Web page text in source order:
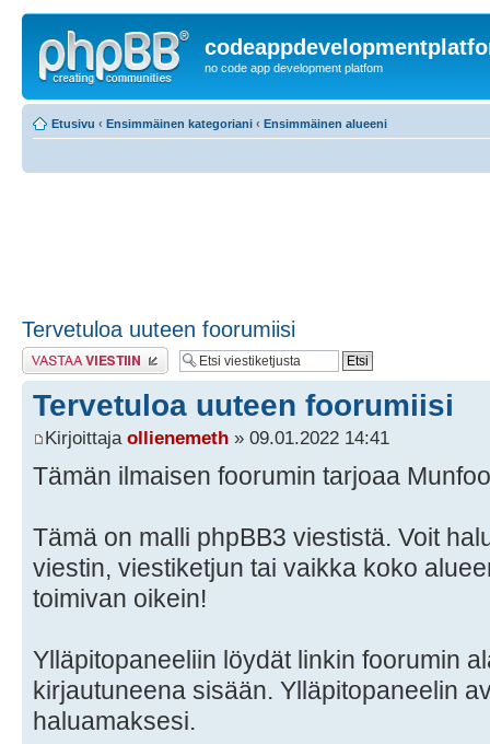
no code app development platfom
Etusivu ‹ Ensimmäinen kategoriani ‹ Ensimmäinen alueeni
Tervetuloa uuteen foorumiisi
Lähetä vastaus
Tervetuloa uuteen foorumiisi
Kirjoittaja ollienemeth » 09.01.2022 14:41
Tämän ilmaisen foorumin tarjoaa
Tämä on malli phpBB3 viestistä. Voit
viestin, viestiketjun tai vaikka koko
toimivan oikein!
Ylläpitopaneeliin löydät linkin foorumin
kirjautuneena sisään. Ylläpitopaneelin
haluamaksesi.